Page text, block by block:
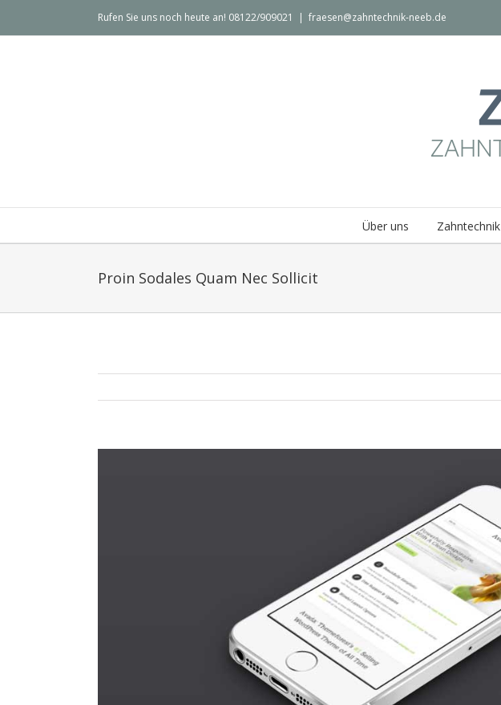
Rufen Sie uns noch heute an! 08122/909021 | fraesen@zahntechnik-neeb.de
Über uns Zahntechnik
Proin Sodales Quam Nec Sollicit